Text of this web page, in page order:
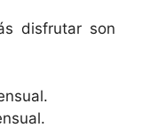
disfrutar son